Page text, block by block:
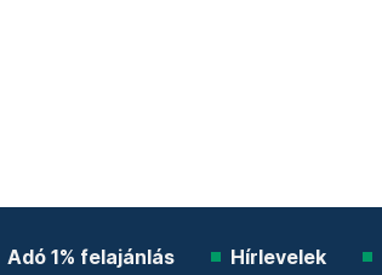
Adó 1% felajánlás Hírlevelek